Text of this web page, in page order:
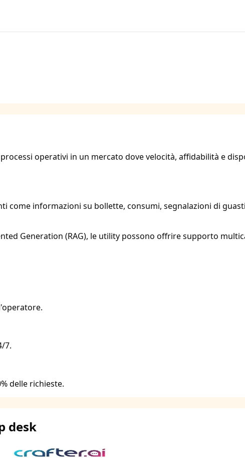
operativi in un mercato dove velocità, affidabilità e
informazioni su bollette, consumi, segnalazioni di
Generation (RAG), le utility possono offrire supporto
7.
delle richieste.
desk